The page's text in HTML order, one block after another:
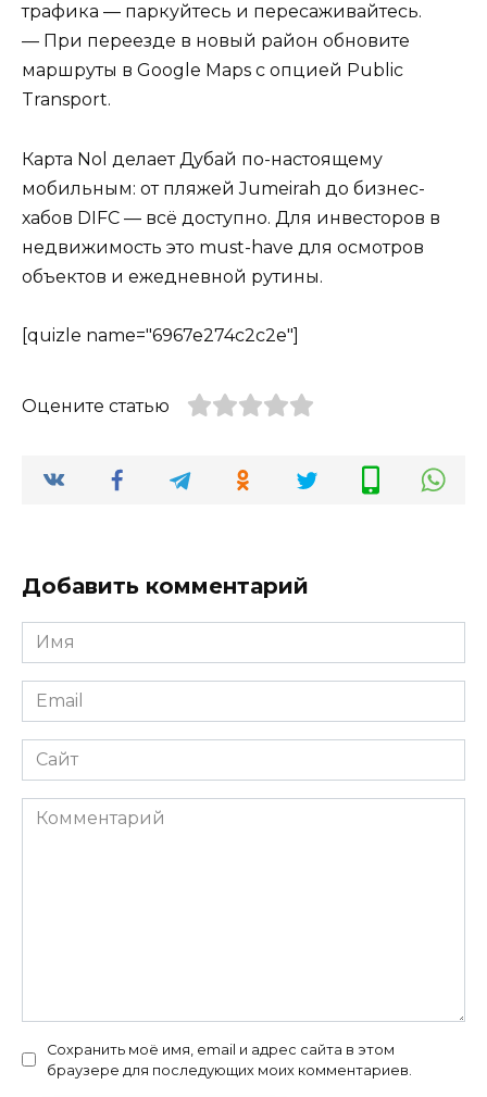
трафика — паркуйтесь и пересаживайтесь.
— При переезде в новый район обновите
маршруты в Google Maps с опцией Public
Transport.
Карта Nol делает Дубай по-настоящему
мобильным: от пляжей Jumeirah до бизнес-
хабов DIFC — всё доступно. Для инвесторов в
недвижимость это must-have для осмотров
объектов и ежедневной рутины.
[quizle name="6967e274c2c2e"]
Оцените статью
Добавить комментарий
Имя
*
Email
*
Сайт
Комментарий
Сохранить моё имя, email и адрес сайта в этом
браузере для последующих моих комментариев.